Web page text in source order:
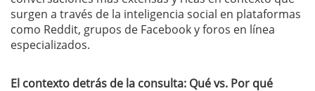
surgen a través de la inteligencia social en plataformas
como Reddit, grupos de Facebook y foros en línea
especializados.
El contexto detrás de la consulta: Qué vs. Por qué